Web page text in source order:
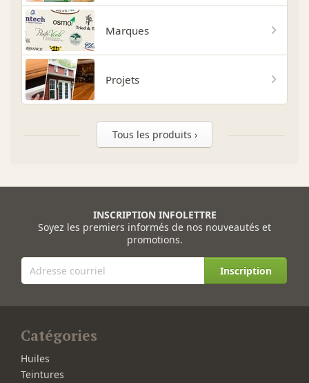
Marques
Projets
Tous les produits ›
INSCRIPTION INFOLETTRE
Soyez les premiers informés de nos nouveautés et
promotions.
Inscription
Catégories
Huiles
Teintures